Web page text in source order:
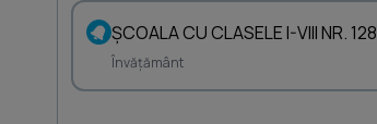
ŞCOALA CU CLASELE I-VIII NR. 128
Învățământ